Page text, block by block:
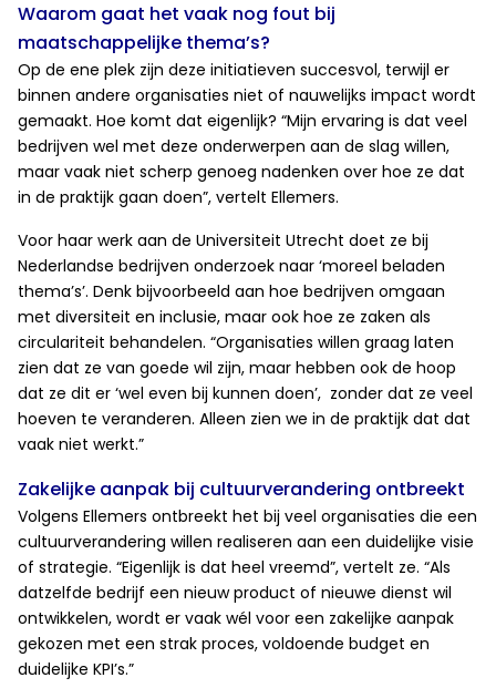
Waarom gaat het vaak nog fout bij
maatschappelijke thema’s?
Op de ene plek zijn deze initiatieven succesvol, terwijl er
binnen andere organisaties niet of nauwelijks impact wordt
gemaakt. Hoe komt dat eigenlijk? “Mijn ervaring is dat veel
bedrijven wel met deze onderwerpen aan de slag willen,
maar vaak niet scherp genoeg nadenken over hoe ze dat
in de praktijk gaan doen”, vertelt Ellemers.
Voor haar werk aan de Universiteit Utrecht doet ze bij
Nederlandse bedrijven onderzoek naar ‘moreel beladen
thema’s’. Denk bijvoorbeeld aan hoe bedrijven omgaan
met diversiteit en inclusie, maar ook hoe ze zaken als
circulariteit behandelen. “Organisaties willen graag laten
zien dat ze van goede wil zijn, maar hebben ook de hoop
dat ze dit er ‘wel even bij kunnen doen’, zonder dat ze veel
hoeven te veranderen. Alleen zien we in de praktijk dat dat
vaak niet werkt.”
Zakelijke aanpak bij cultuurverandering ontbreekt
Volgens Ellemers ontbreekt het bij veel organisaties die een
cultuurverandering willen realiseren aan een duidelijke visie
of strategie. “Eigenlijk is dat heel vreemd”, vertelt ze. “Als
datzelfde bedrijf een nieuw product of nieuwe dienst wil
ontwikkelen, wordt er vaak wél voor een zakelijke aanpak
gekozen met een strak proces, voldoende budget en
duidelijke KPI’s.”